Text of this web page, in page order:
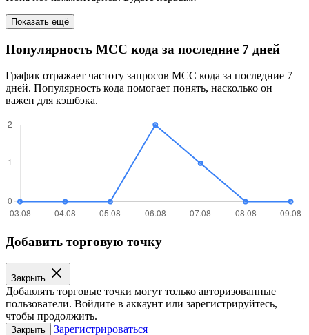
Показать ещё
Популярность MCC кода за последние 7 дней
График отражает частоту запросов MCC кода за последние 7
дней. Популярность кода помогает понять, насколько он
важен для кэшбэка.
Добавить торговую точку
Закрыть
Добавлять торговые точки могут только авторизованные
пользователи. Войдите в аккаунт или зарегистрируйтесь,
чтобы продолжить.
Закрыть Зарегистрироваться